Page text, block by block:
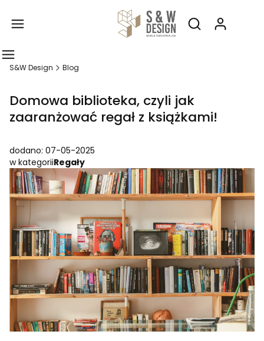
Otwórz
S&W Design Blog
Domowa biblioteka, czyli jak
zaaranżować regał z książkami!
dodano: 07-05-2025
w kategoriiRegały